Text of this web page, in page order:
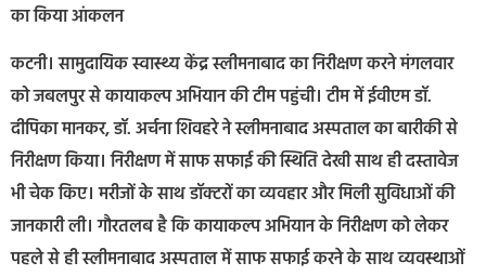
का किया आंकलन
कटनी। सामुदायिक स्वास्थ्य केंद्र स्लीमनाबाद का निरीक्षण करने मंगलवार
को जबलपुर से कायाकल्प अभियान की टीम पहुंची। टीम में ईवीएम डॉ.
दीपिका मानकर, डॉ. अर्चना शिवहरे ने स्लीमनाबाद अस्पताल का बारीकी से
निरीक्षण किया। निरीक्षण में साफ सफाई की स्थिति देखी साथ ही दस्तावेज
भी चेक किए। मरीजों के साथ डॉक्टरों का व्यवहार और मिली सुविधाओं की
जानकारी ली। गौरतलब है कि कायाकल्प अभियान के निरीक्षण को लेकर
पहले से ही स्लीमनाबाद अस्पताल में साफ सफाई करने के साथ व्यवस्थाओं